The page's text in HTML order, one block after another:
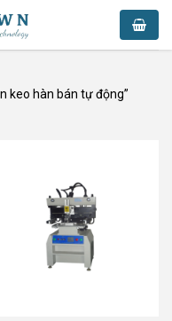
keo hàn bán tự động”